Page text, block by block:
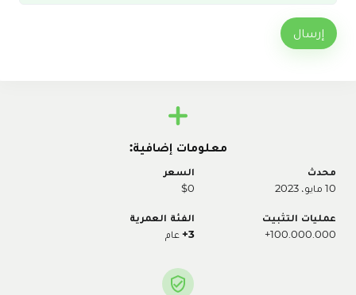
إرسال
معلومات إضافية:
محدث
10 مايو، 2023
السعر
$0
عمليات التثبيت
100.000.000+
الفئة العمرية
3+ عام